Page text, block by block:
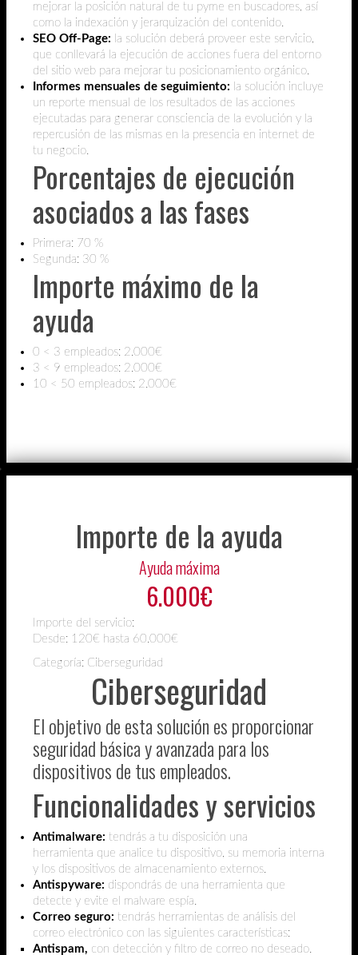
mejorar la posición natural de tu pyme en buscadores, así
como la indexación y jerarquización del contenido.
SEO Off-Page: la solución deberá proveer este servicio,
que conllevará la ejecución de acciones fuera del entorno
del sitio web para mejorar tu posicionamiento orgánico.
Informes mensuales de seguimiento: la solución incluye
un reporte mensual de los resultados de las acciones
ejecutadas para generar consciencia de la evolución y la
repercusión de las mismas en la presencia en internet de
tu negocio.
Porcentajes de ejecución
asociados a las fases
Primera: 70 %
Segunda: 30 %
Importe máximo de la
ayuda
0 < 3 empleados: 2.000€
3 < 9 empleados: 2.000€
10 < 50 empleados: 2.000€
Importe de la ayuda
Ayuda máxima
6.000€
Importe del servicio:
Desde: 120€ hasta 60.000€
Categoría: Ciberseguridad
Ciberseguridad
El objetivo de esta solución es proporcionar
seguridad básica y avanzada para los
dispositivos de tus empleados.
Funcionalidades y servicios
Antimalware: tendrás a tu disposición una
herramienta que analice tu dispositivo, su memoria interna
y los dispositivos de almacenamiento externos.
Antispyware: dispondrás de una herramienta que
detecte y evite el malware espía.
Correo seguro: tendrás herramientas de análisis del
correo electrónico con las siguientes características:
Antispam, con detección y filtro de correo no deseado.